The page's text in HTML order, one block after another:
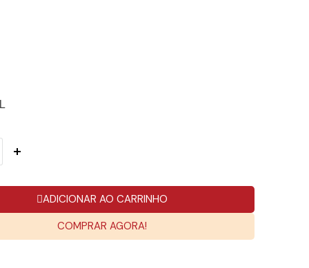
ADICIONAR AO CARRINHO
COMPRAR AGORA!